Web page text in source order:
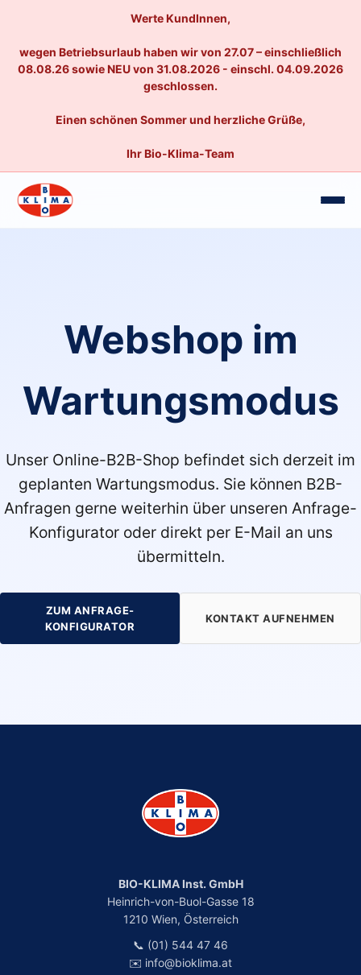
Werte KundInnen,
wegen Betriebsurlaub haben wir von 27.07 – einschließlich
08.08.26 sowie NEU von 31.08.2026 - einschl. 04.09.2026
geschlossen.
Einen schönen Sommer und herzliche Grüße,
Ihr Bio-Klima-Team
Webshop im
Wartungsmodus
Unser Online-B2B-Shop befindet sich derzeit im
geplanten Wartungsmodus. Sie können B2B-
Anfragen gerne weiterhin über unseren Anfrage-
Konfigurator oder direkt per E-Mail an uns
übermitteln.
ZUM ANFRAGE-
KONFIGURATOR
KONTAKT AUFNEHMEN
BIO-KLIMA Inst. GmbH
Heinrich-von-Buol-Gasse 18
1210 Wien, Österreich
📞 (01) 544 47 46
✉️ info@bioklima.at